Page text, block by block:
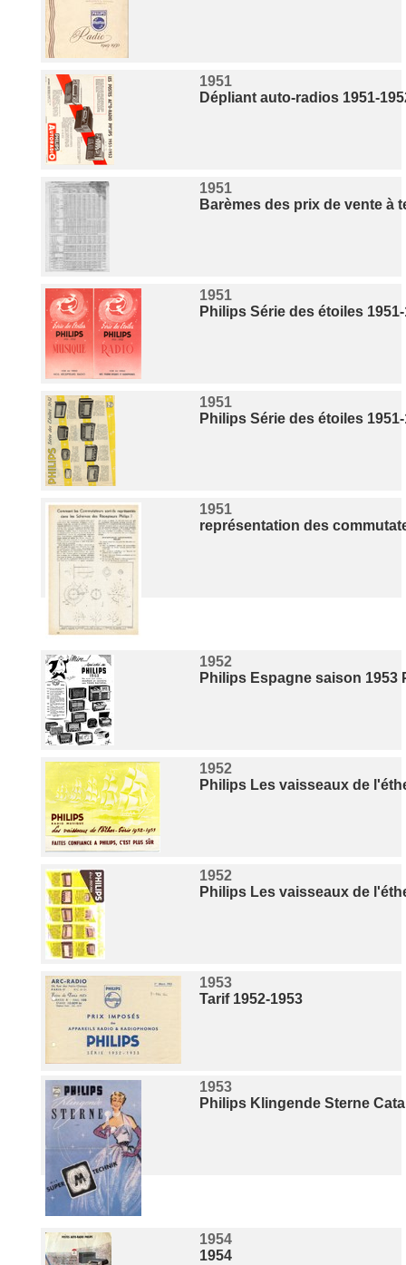
1951
Dépliant auto-radios 1951-
1951
Barèmes des prix de vente à
1951
Philips Série des étoiles
1951
Philips Série des étoiles
1951
représentation des
1952
Philips Espagne saison 1953
1952
Philips Les vaisseaux de
1952
Philips Les vaisseaux de
1953
Tarif 1952-1953
1953
Philips Klingende Sterne
1954
1954